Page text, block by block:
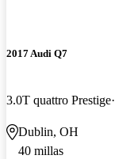
2017 Audi Q7
3.0T quattro Prestige
Dublin, OH
40 millas